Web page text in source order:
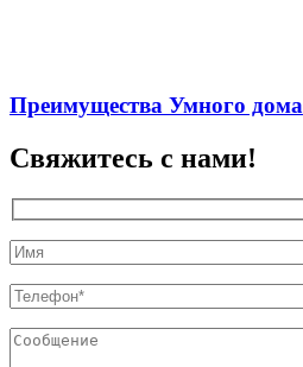
Преимущества Умного дома
Свяжитесь с нами!